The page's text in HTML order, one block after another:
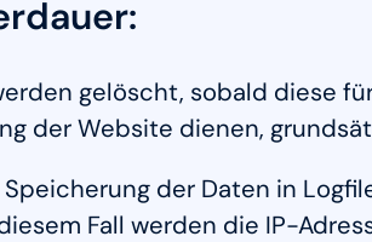
gelöscht, sobald diese
der Website dienen,
Speicherung der Daten in
Fall werden die IP-